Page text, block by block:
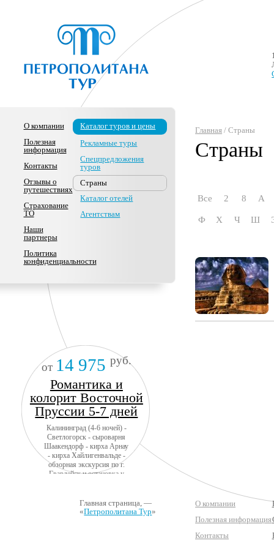
О компании
Полезная
информация
Контакты
Отзывы о
путешествиях
Страхование
ТО
Наши
партнеры
Политика
конфиденциальности
Каталог туров и цены
Рекламные туры
Спецпредложения
туров
Страны
Каталог отелей
Агентствам
от 14 975 руб.
Романтика и
колорит Восточной
Пруссии 5-7 дней
Калининград (4-6 ночей) -
Светлогорск - сыроварня
Шаакендорф - кирха Арнау
- кирха Хайлигенвальде -
обзорная экскурсия по г.
Гвардейск и остановка у
Георгенбург- г. Черняховск
- НП Куршская коса -
Главная / Страны
Страны
Все 2 8 А
Ф Х Ч Ш
Главная страница, —
«Петрополитана Тур»
О компании
Полезная информация
Контакты